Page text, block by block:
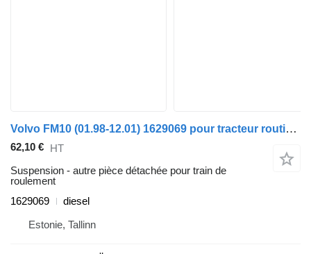
Volvo FM10 (01.98-12.01) 1629069 pour tracteur routier Volvo FM7-FM12, FM, FMX (1998-2014)
62,10 € HT
Suspension - autre pièce détachée pour train de
roulement
1629069
diesel
Estonie, Tallinn